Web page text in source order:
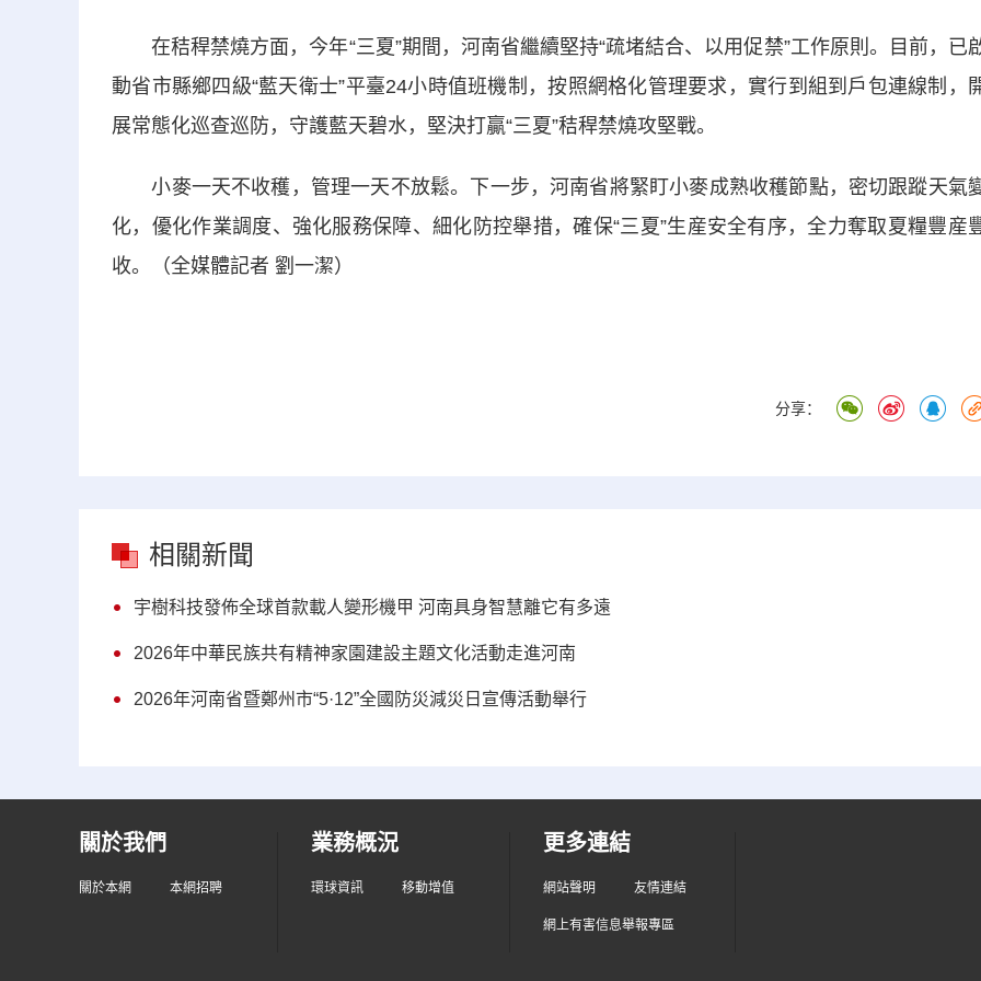
在秸稈禁燒方面，今年“三夏”期間，河南省繼續堅持“疏堵結合、以用促禁”工作原則。目前，已
動省市縣鄉四級“藍天衛士”平臺24小時值班機制，按照網格化管理要求，實行到組到戶包連線制，
展常態化巡查巡防，守護藍天碧水，堅決打贏“三夏”秸稈禁燒攻堅戰。
小麥一天不收穫，管理一天不放鬆。下一步，河南省將緊盯小麥成熟收穫節點，密切跟蹤天氣
化，優化作業調度、強化服務保障、細化防控舉措，確保“三夏”生産安全有序，全力奪取夏糧豐産
收。（全媒體記者 劉一潔）
分享：
相關新聞
宇樹科技發佈全球首款載人變形機甲 河南具身智慧離它有多遠
2026年中華民族共有精神家園建設主題文化活動走進河南
2026年河南省暨鄭州市“5·12”全國防災減災日宣傳活動舉行
關於我們
關於本網 本網招聘
業務概況
環球資訊 移動增值
更多連結
網站聲明 友情連結
網上有害信息舉報專區